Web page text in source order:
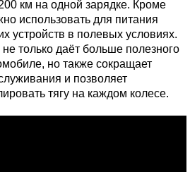
км на одной зарядке. Кроме
использовать для питания
устройств в полевых условиях.
только даёт больше полезного
но также сокращает
и позволяет
тягу на каждом колесе.